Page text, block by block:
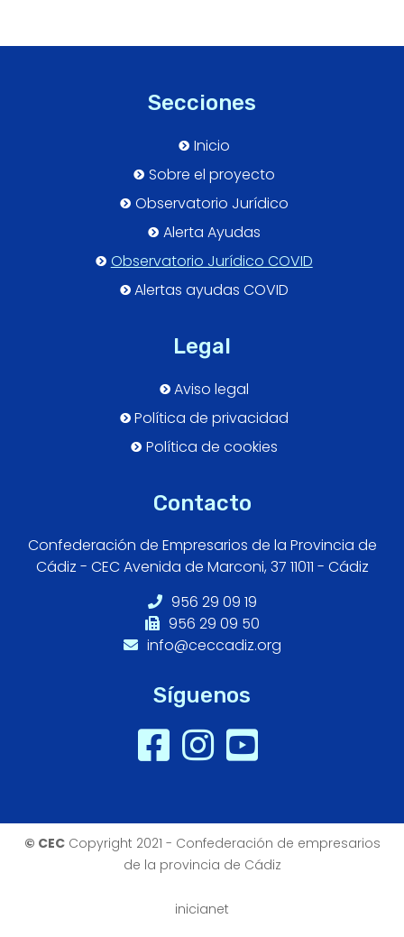
Secciones
Inicio
Sobre el proyecto
Observatorio Jurídico
Alerta Ayudas
Observatorio Jurídico COVID
Alertas ayudas COVID
Legal
Aviso legal
Política de privacidad
Política de cookies
Contacto
Confederación de Empresarios de la Provincia de
Cádiz - CEC Avenida de Marconi, 37 11011 - Cádiz
956 29 09 19
956 29 09 50
info@ceccadiz.org
Síguenos
© CECCopyright 2021 - Confederación de empresarios
de la provincia de Cádiz
inicianet